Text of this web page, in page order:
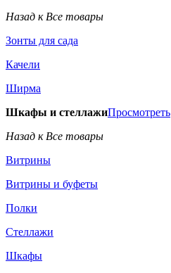
Назад к Все товары
Зонты для сада
Качели
Ширма
Шкафы и стеллажиПросмотреть
Назад к Все товары
Витрины
Витрины и буфеты
Полки
Стеллажи
Шкафы